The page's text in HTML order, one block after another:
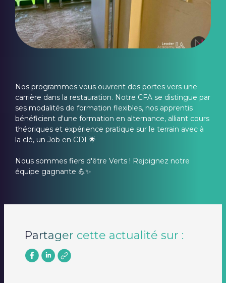
Nos programmes vous ouvrent des portes vers une
carrière dans la restauration. Notre CFA se distingue par
ses modalités de formation flexibles, nos apprentis
bénéficient d'une formation en alternance, alliant cours
théoriques et expérience pratique sur le terrain avec à
la clé, un Job en CDI 🌟
Nous sommes fiers d'être Verts ! Rejoignez notre
équipe gagnante 💪✨
Partager cette actualité sur :